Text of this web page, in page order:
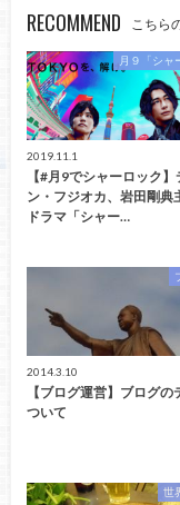
RECOMMEND こちら
月９「シャ
2019.11.1
【#月9でシャーロック
ン・フジオカ、岩田剛典
ドラマ「シャー…
2014.3.10
【ブログ運営】ブログの
ついて
世